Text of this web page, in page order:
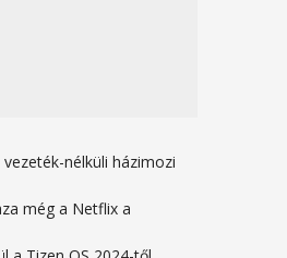
nélküli házimozi
még a Netflix a